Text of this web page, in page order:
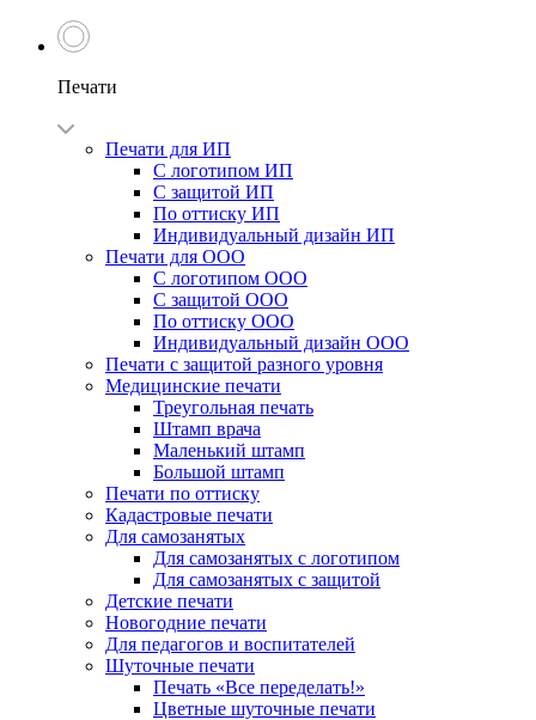
Печати
Печати для ИП
С логотипом ИП
С защитой ИП
По оттиску ИП
Индивидуальный дизайн ИП
Печати для ООО
С логотипом ООО
С защитой ООО
По оттиску ООО
Индивидуальный дизайн ООО
Печати с защитой разного уровня
Медицинские печати
Треугольная печать
Штамп врача
Маленький штамп
Большой штамп
Печати по оттиску
Кадастровые печати
Для самозанятых
Для самозанятых с логотипом
Для самозанятых с защитой
Детские печати
Новогодние печати
Для педагогов и воспитателей
Шуточные печати
Печать «Все переделать!»
Цветные шуточные печати